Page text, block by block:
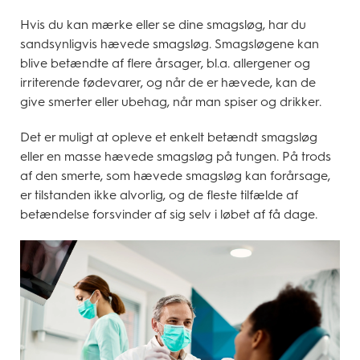
Hvis du kan mærke eller se dine smagsløg, har du
sandsynligvis hævede smagsløg. Smagsløgene kan
blive betændte af flere årsager, bl.a. allergener og
irriterende fødevarer, og når de er hævede, kan de
give smerter eller ubehag, når man spiser og drikker.
Det er muligt at opleve et enkelt betændt smagsløg
eller en masse hævede smagsløg på tungen. På trods
af den smerte, som hævede smagsløg kan forårsage,
er tilstanden ikke alvorlig, og de fleste tilfælde af
betændelse forsvinder af sig selv i løbet af få dage.